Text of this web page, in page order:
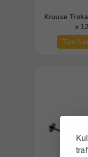
Kruuse
x
Tüm